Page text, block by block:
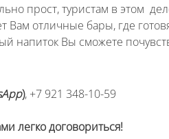
прост, туристам в этом
Вам отличные бары, где
напиток Вы сможете
), +7 921 348-10-59
легко договориться!